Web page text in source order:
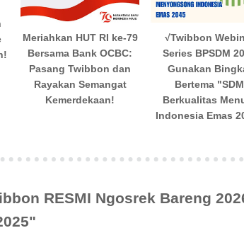
Meriahkan HUT RI ke-79
Bersama Bank OCBC:
Pasang Twibbon dan
Rayakan Semangat
Kemerdekaan!
√Twibbon
Series BPSDM
Gunakan
Bertema "SDM
Berkualitas
Indonesia Emas
RESMI Ngosrek Bareng